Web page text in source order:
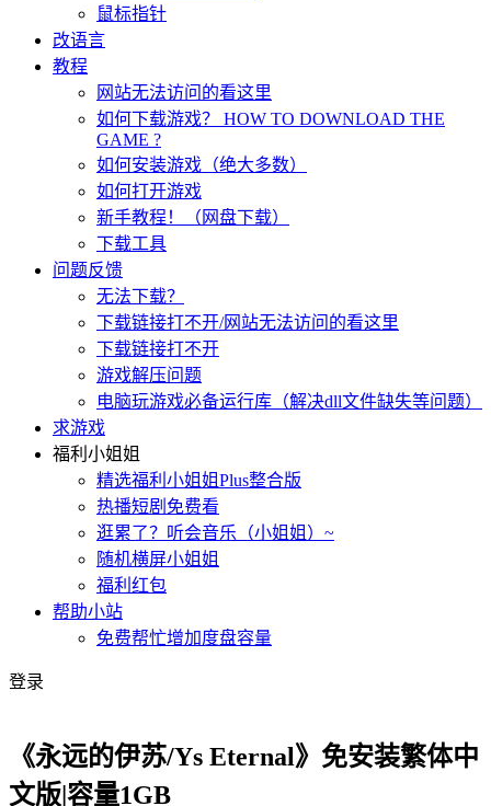
鼠标指针
改语言
教程
网站无法访问的看这里
如何下载游戏？ HOW TO DOWNLOAD THE
GAME ?
如何安装游戏（绝大多数）
如何打开游戏
新手教程！（网盘下载）
下载工具
问题反馈
无法下载？
下载链接打不开/网站无法访问的看这里
下载链接打不开
游戏解压问题
电脑玩游戏必备运行库（解决dll文件缺失等问题）
求游戏
福利小姐姐
精选福利小姐姐Plus整合版
热播短剧免费看
逛累了？听会音乐（小姐姐）~
随机横屏小姐姐
福利红包
帮助小站
免费帮忙增加度盘容量
登录
《永远的伊苏/Ys Eternal》免安装繁体中
文版|容量1GB